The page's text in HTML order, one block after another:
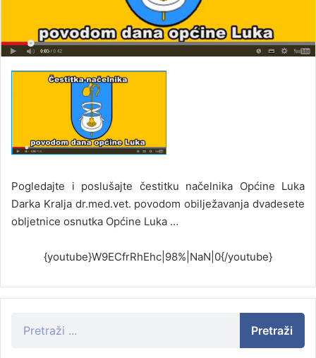
Pogledajte i poslušajte čestitku načelnika Općine Luka
Darka Kralja dr.med.vet. povodom obilježavanja dvadesete
obljetnice osnutka Općine Luka …
{youtube}W9ECfrRhEhc|98%|NaN|0{/youtube}
Pretraži